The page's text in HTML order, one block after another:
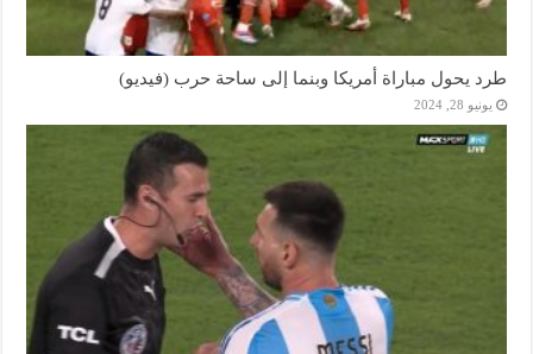
طرد يحول مباراة أمريكا وبنما إلى ساحة حرب (فيديو)
يونيو 28, 2024